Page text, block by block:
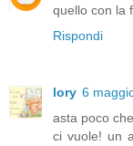
quello con la
Rispondi
lory 6
asta poco
ci vuole! un